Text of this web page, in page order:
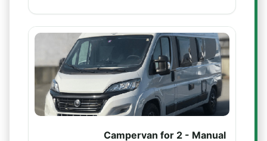
Campervan for 2 - Manual